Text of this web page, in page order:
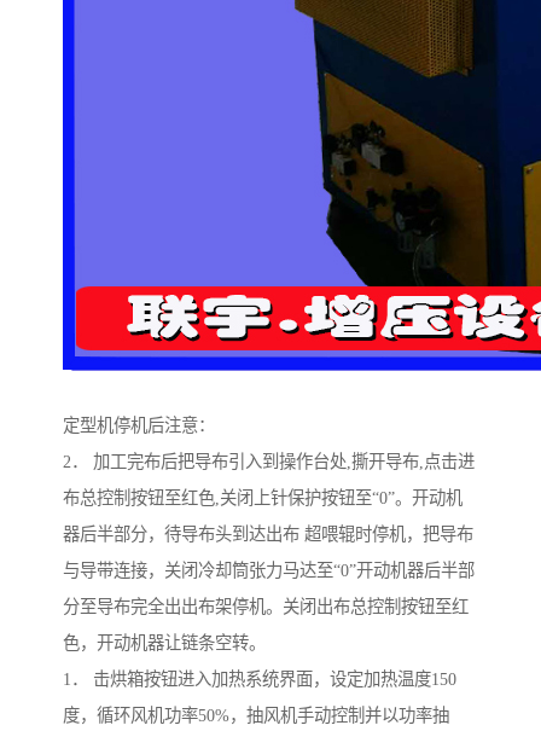
定型机停机后注意：
2． 加工完布后把导布引入到操作台处,撕开导布,点击进
布总控制按钮至红色,关闭上针保护按钮至“0”。开动机
器后半部分，待导布头到达出布 超喂辊时停机，把导布
与导带连接，关闭冷却筒张力马达至“0”开动机器后半部
分至导布完全出出布架停机。关闭出布总控制按钮至红
色，开动机器让链条空转。
1． 击烘箱按钮进入加热系统界面，设定加热温度150
度，循环风机功率50%，抽风机手动控制并以功率抽